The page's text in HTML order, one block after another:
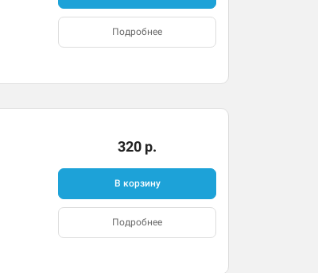
Подробнее
320 р.
В корзину
Подробнее